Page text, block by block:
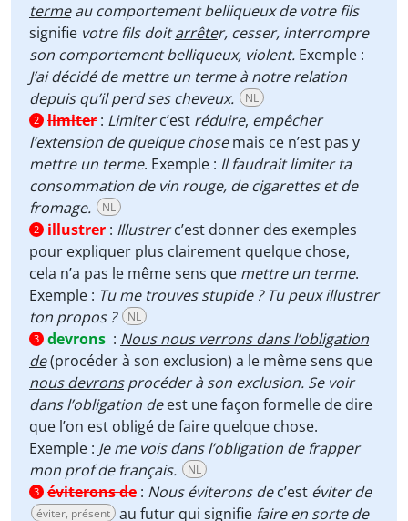
termeau comportement belliqueux de votre fils
signifie votre fils doitarrêter, cesser, interrompre
son comportement belliqueux, violent. Exemple :
J’ai décidé de mettre un terme à notre relation
depuis qu’il perd ses cheveux.
NL
2 limiter : Limiterc’est réduire, empêcher
l’extension de quelque chosemais ce n’est pas y
mettre un terme. Exemple : Il faudrait limiter ta
consommation de vin rouge, de cigarettes et de
fromage.
NL
2 illustrer : Illustrerc’est donner des exemples
pour expliquer plus clairement quelque chose,
cela n’a pas le même sens que mettre un terme.
Exemple : Tu me trouves stupide ? Tu peux illustrer
ton propos ?
NL
3 devrons : Nous nous verrons dans l’obligation
de(procéder à son exclusion) a le même sens que
nous devronsprocéder à son exclusion. Se voir
dans l’obligation deest une façon formelle de dire
que l’on est obligé de faire quelque chose.
Exemple : Je me vois dans l’obligation de frapper
mon prof de français.
NL
3 éviterons de : Nous éviterons dec’est éviter de
éviter, présent au futur qui signifie faire en sorte de